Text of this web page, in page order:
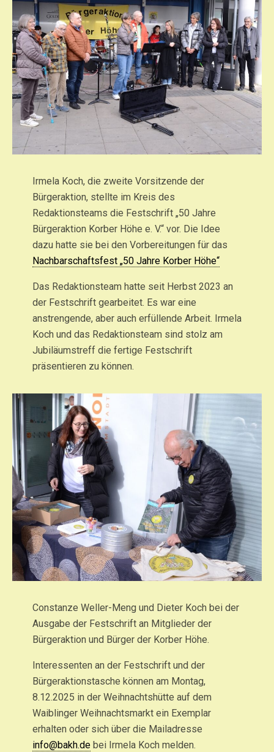
Irmela Koch, die zweite Vorsitzende der
Bürgeraktion, stellte im Kreis des
Redaktionsteams die Festschrift „50 Jahre
Bürgeraktion Korber Höhe e. V.“ vor. Die Idee
dazu hatte sie bei den Vorbereitungen für das
Nachbarschaftsfest „50 Jahre Korber Höhe“
Das Redaktionsteam hatte seit Herbst 2023 an
der Festschrift gearbeitet. Es war eine
anstrengende, aber auch erfüllende Arbeit. Irmela
Koch und das Redaktionsteam sind stolz am
Jubiläumstreff die fertige Festschrift
präsentieren zu können.
Constanze Weller-Meng und Dieter Koch bei der
Ausgabe der Festschrift an Mitglieder der
Bürgeraktion und Bürger der Korber Höhe.
Interessenten an der Festschrift und der
Bürgeraktionstasche können am Montag,
8.12.2025 in der Weihnachtshütte auf dem
Waiblinger Weihnachtsmarkt ein Exemplar
erhalten oder sich über die Mailadresse
info@bakh.debei Irmela Koch melden.